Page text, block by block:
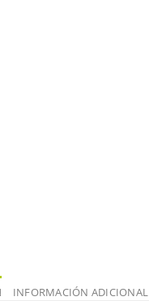
INFORMACIÓN ADICIONAL